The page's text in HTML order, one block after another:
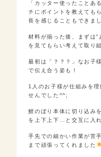
「カッター使ったことあ
チにポイントを教えても
長を感じることもできま
材料が揃った後、まずは
を見てもらい考えて取り
最初は「？？？」なお子
で伝え合う姿も！
1人のお子様が仕組みを
せんでした^^;
鯉のぼり本体に切り込み
を上下上下…と交互に入
手先での細かい作業が苦
まで頑張ってくれました